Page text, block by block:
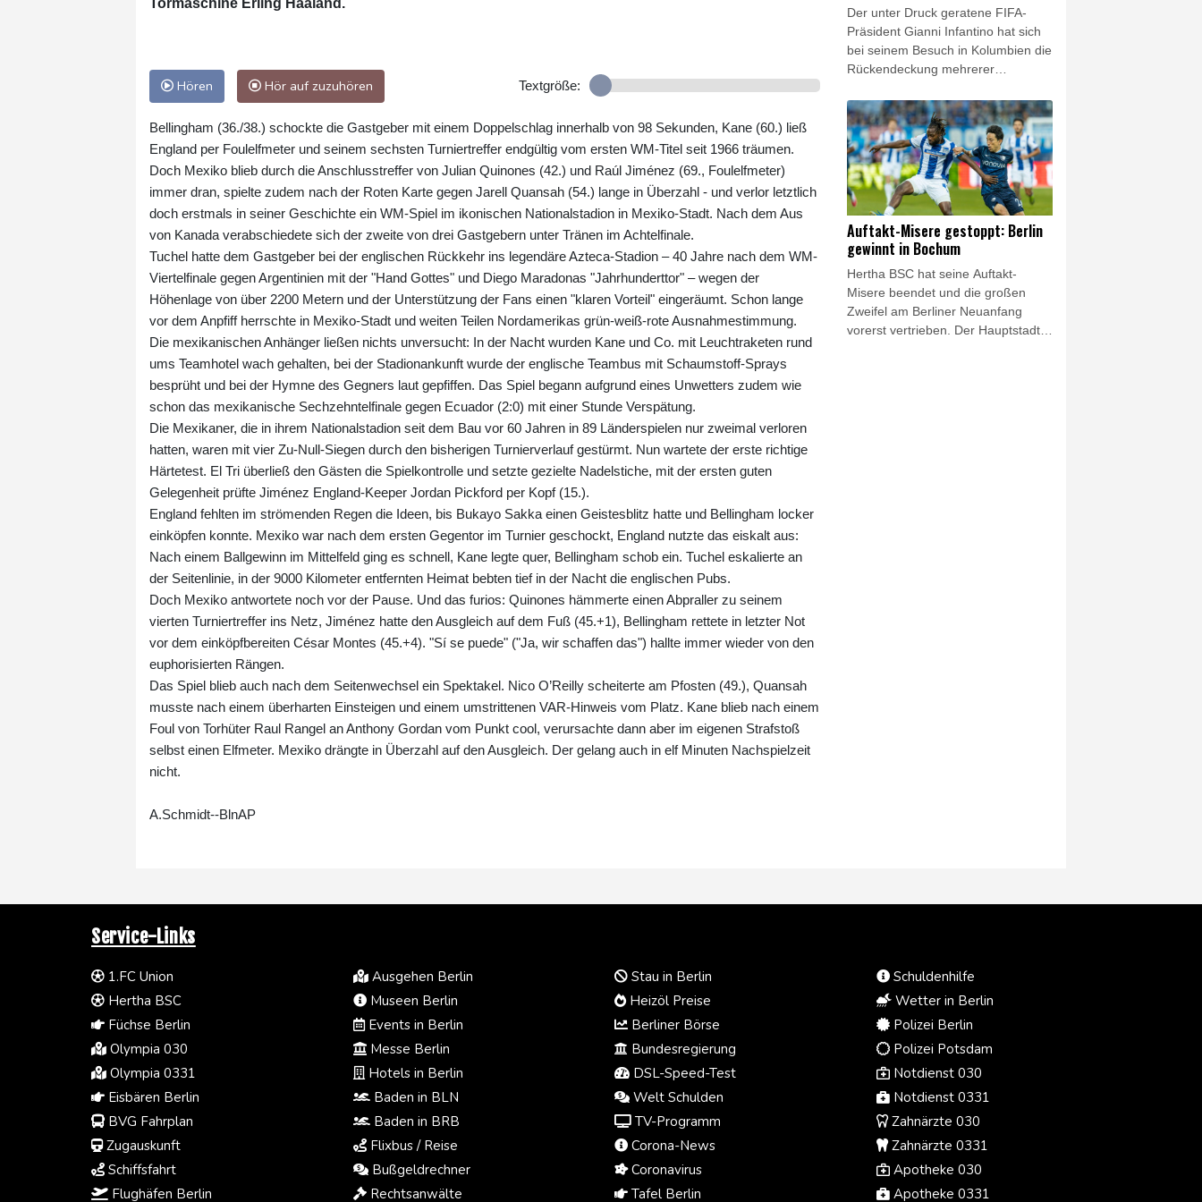
Hören Hör auf zuzuhören Textgröße:
Bellingham (36./38.) schockte die Gastgeber mit einem Doppelschlag innerhalb von 98 Sekunden, Kane (60.) ließ
England per Foulelfmeter und seinem sechsten Turniertreffer endgültig vom ersten WM-Titel seit 1966 träumen.
Doch Mexiko blieb durch die Anschlusstreffer von Julian Quinones (42.) und Raúl Jiménez (69., Foulelfmeter)
immer dran, spielte zudem nach der Roten Karte gegen Jarell Quansah (54.) lange in Überzahl - und verlor letztlich
doch erstmals in seiner Geschichte ein WM-Spiel im ikonischen Nationalstadion in Mexiko-Stadt. Nach dem Aus
von Kanada verabschiedete sich der zweite von drei Gastgebern unter Tränen im Achtelfinale.
Tuchel hatte dem Gastgeber bei der englischen Rückkehr ins legendäre Azteca-Stadion – 40 Jahre nach dem WM-
Viertelfinale gegen Argentinien mit der "Hand Gottes" und Diego Maradonas "Jahrhunderttor" – wegen der
Höhenlage von über 2200 Metern und der Unterstützung der Fans einen "klaren Vorteil" eingeräumt. Schon lange
vor dem Anpfiff herrschte in Mexiko-Stadt und weiten Teilen Nordamerikas grün-weiß-rote Ausnahmestimmung.
Die mexikanischen Anhänger ließen nichts unversucht: In der Nacht wurden Kane und Co. mit Leuchtraketen rund
ums Teamhotel wach gehalten, bei der Stadionankunft wurde der englische Teambus mit Schaumstoff-Sprays
besprüht und bei der Hymne des Gegners laut gepfiffen. Das Spiel begann aufgrund eines Unwetters zudem wie
schon das mexikanische Sechzehntelfinale gegen Ecuador (2:0) mit einer Stunde Verspätung.
Die Mexikaner, die in ihrem Nationalstadion seit dem Bau vor 60 Jahren in 89 Länderspielen nur zweimal verloren
hatten, waren mit vier Zu-Null-Siegen durch den bisherigen Turnierverlauf gestürmt. Nun wartete der erste richtige
Härtetest. El Tri überließ den Gästen die Spielkontrolle und setzte gezielte Nadelstiche, mit der ersten guten
Gelegenheit prüfte Jiménez England-Keeper Jordan Pickford per Kopf (15.).
England fehlten im strömenden Regen die Ideen, bis Bukayo Sakka einen Geistesblitz hatte und Bellingham locker
einköpfen konnte. Mexiko war nach dem ersten Gegentor im Turnier geschockt, England nutzte das eiskalt aus:
Nach einem Ballgewinn im Mittelfeld ging es schnell, Kane legte quer, Bellingham schob ein. Tuchel eskalierte an
der Seitenlinie, in der 9000 Kilometer entfernten Heimat bebten tief in der Nacht die englischen Pubs.
Doch Mexiko antwortete noch vor der Pause. Und das furios: Quinones hämmerte einen Abpraller zu seinem
vierten Turniertreffer ins Netz, Jiménez hatte den Ausgleich auf dem Fuß (45.+1), Bellingham rettete in letzter Not
vor dem einköpfbereiten César Montes (45.+4). "Sí se puede" ("Ja, wir schaffen das") hallte immer wieder von den
euphorisierten Rängen.
Das Spiel blieb auch nach dem Seitenwechsel ein Spektakel. Nico O’Reilly scheiterte am Pfosten (49.), Quansah
musste nach einem überharten Einsteigen und einem umstrittenen VAR-Hinweis vom Platz. Kane blieb nach einem
Foul von Torhüter Raul Rangel an Anthony Gordan vom Punkt cool, verursachte dann aber im eigenen Strafstoß
selbst einen Elfmeter. Mexiko drängte in Überzahl auf den Ausgleich. Der gelang auch in elf Minuten Nachspielzeit
nicht.
A.Schmidt--BlnAP
Der unter Druck geratene FIFA-
Präsident Gianni Infantino hat sich
bei seinem Besuch in Kolumbien die
Rückendeckung mehrerer
Verbände gesichert. Allen voran
Alejandro Dominguez, Präsident
des Kontinentalverbandes
CONMEBOL, zeigte sich nach
einem Treffen in Cali versöhnlich.
Dominguez betonte die Verdienste
Infantinos und warb zugleich für
einen konstruktiven Umgang
innerhalb des internationalen
Fußballs.
Auftakt-Misere gestoppt: Berlin
gewinnt in Bochum
Hertha BSC hat seine Auftakt-
Misere beendet und die großen
Zweifel am Berliner Neuanfang
vorerst vertrieben. Der Hauptstadt-
Service-Links
1.FC Union
Hertha BSC
Füchse Berlin
Olympia 030
Olympia 0331
Eisbären Berlin
BVG Fahrplan
Zugauskunft
Schiffsfahrt
Flughäfen Berlin
Ausgehen Berlin
Museen Berlin
Events in Berlin
Messe Berlin
Hotels in Berlin
Baden in BLN
Baden in BRB
Flixbus / Reise
Bußgeldrechner
Rechtsanwälte
Stau in Berlin
Heizöl Preise
Berliner Börse
Bundesregierung
DSL-Speed-Test
Welt Schulden
TV-Programm
Corona-News
Coronavirus
Tafel Berlin
Schuldenhilfe
Wetter in Berlin
Polizei Berlin
Polizei Potsdam
Notdienst 030
Notdienst 0331
Zahnärzte 030
Zahnärzte 0331
Apotheke 030
Apotheke 0331